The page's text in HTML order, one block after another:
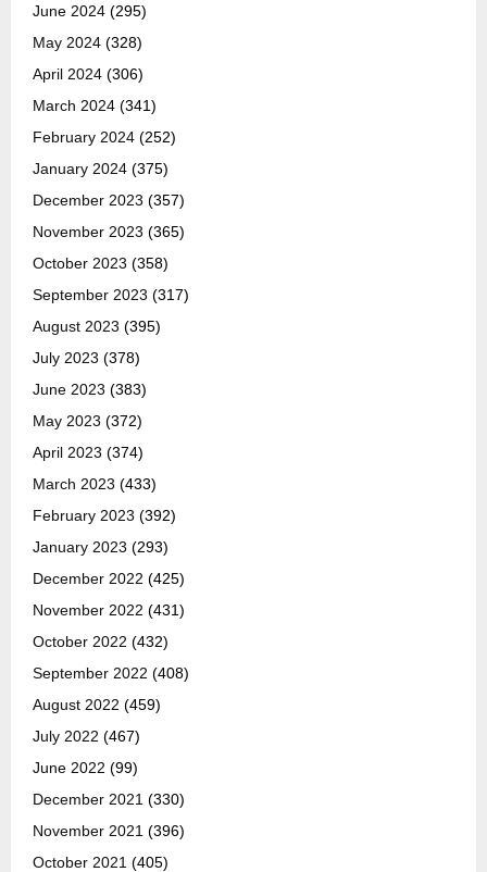
June 2024 (295)
May 2024 (328)
April 2024 (306)
March 2024 (341)
February 2024 (252)
January 2024 (375)
December 2023 (357)
November 2023 (365)
October 2023 (358)
September 2023 (317)
August 2023 (395)
July 2023 (378)
June 2023 (383)
May 2023 (372)
April 2023 (374)
March 2023 (433)
February 2023 (392)
January 2023 (293)
December 2022 (425)
November 2022 (431)
October 2022 (432)
September 2022 (408)
August 2022 (459)
July 2022 (467)
June 2022 (99)
December 2021 (330)
November 2021 (396)
October 2021 (405)